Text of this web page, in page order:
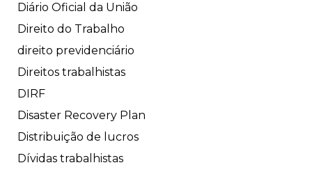
Diário Oficial da União
Direito do Trabalho
direito previdenciário
Direitos trabalhistas
DIRF
Disaster Recovery Plan
Distribuição de lucros
Dívidas trabalhistas